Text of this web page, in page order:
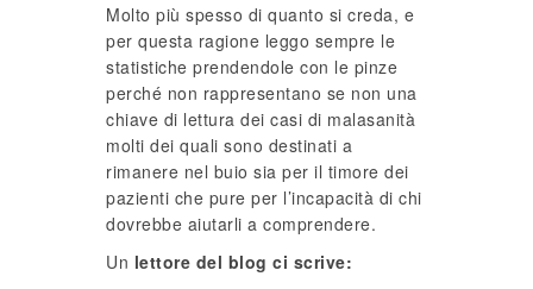
Molto più spesso di quanto si creda, e
per questa ragione leggo sempre le
statistiche prendendole con le pinze
perché non rappresentano se non una
chiave di lettura dei casi di malasanità
molti dei quali sono destinati a
rimanere nel buio sia per il timore dei
pazienti che pure per l’incapacità di chi
dovrebbe aiutarli a comprendere.
Un lettore del blog ci scrive: